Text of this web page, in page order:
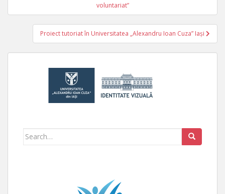
voluntariat”
Proiect tutoriat în Universitatea „Alexandru Ioan Cuza” Iași
Search for: